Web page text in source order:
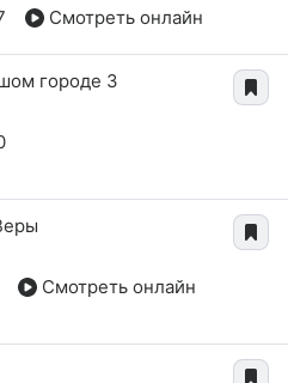
Смотреть онлайн
городе 3
Смотреть онлайн